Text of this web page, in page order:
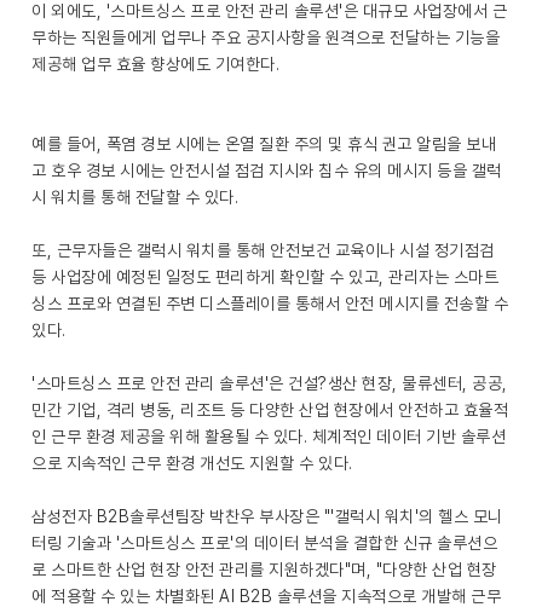
이 외에도, '스마트싱스 프로 안전 관리 솔루션'은 대규모 사업장에서 근
무하는 직원들에게 업무나 주요 공지사항을 원격으로 전달하는 기능을
제공해 업무 효율 향상에도 기여한다.
예를 들어, 폭염 경보 시에는 온열 질환 주의 및 휴식 권고 알림을 보내
고 호우 경보 시에는 안전시설 점검 지시와 침수 유의 메시지 등을 갤럭
시 워치를 통해 전달할 수 있다.
또, 근무자들은 갤럭시 워치를 통해 안전보건 교육이나 시설 정기점검
등 사업장에 예정된 일정도 편리하게 확인할 수 있고, 관리자는 스마트
싱스 프로와 연결된 주변 디스플레이를 통해서 안전 메시지를 전송할 수
있다.
'스마트싱스 프로 안전 관리 솔루션'은 건설?생산 현장, 물류센터, 공공,
민간 기업, 격리 병동, 리조트 등 다양한 산업 현장에서 안전하고 효율적
인 근무 환경 제공을 위해 활용될 수 있다. 체계적인 데이터 기반 솔루션
으로 지속적인 근무 환경 개선도 지원할 수 있다.
삼성전자 B2B솔루션팀장 박찬우 부사장은 "'갤럭시 워치'의 헬스 모니
터링 기술과 '스마트싱스 프로'의 데이터 분석을 결합한 신규 솔루션으
로 스마트한 산업 현장 안전 관리를 지원하겠다"며, "다양한 산업 현장
에 적용할 수 있는 차별화된 AI B2B 솔루션을 지속적으로 개발해 근무